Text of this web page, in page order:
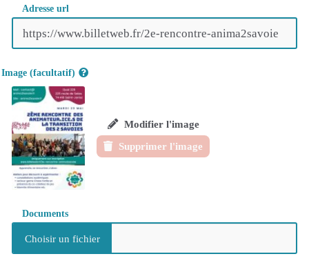
Adresse url
Image (facultatif)
Modifier l'image
Supprimer l'image
Documents